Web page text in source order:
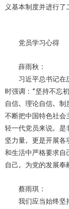
义基本制度并进行了
党员学习心得
薛雨秋：
习近平总书记在
时强调：“坚持不忘
自信、理论自信、制
不断把中国特色社会
轻一代党员来说，是
坚力量，更是开展
和生活中严格要求自
自己，为党的发展奉
蔡雨琪：
我们应当始终坚